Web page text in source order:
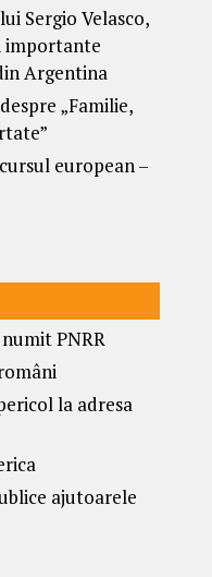
Sergio Velasco,
importante
Argentina
„Familie,
european –
PNRR
la adresa
ajutoarele